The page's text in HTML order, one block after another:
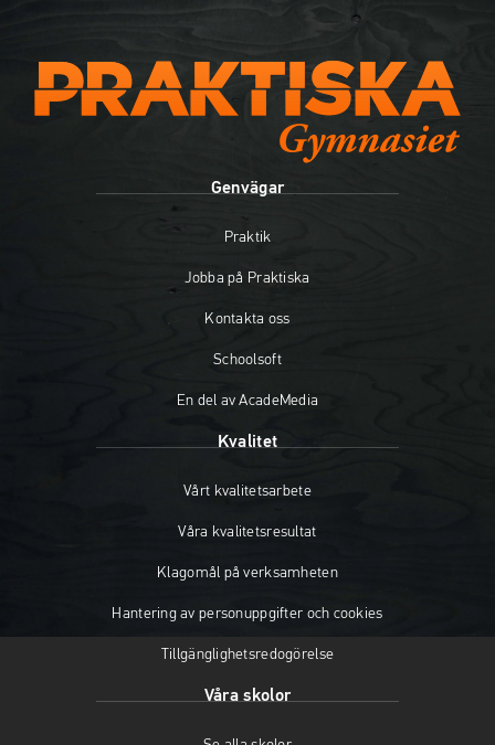
Genvägar
Praktik
Jobba på Praktiska
Kontakta oss
Schoolsoft
En del av AcadeMedia
Kvalitet
Vårt kvalitetsarbete
Våra kvalitetsresultat
Klagomål på verksamheten
Hantering av personuppgifter och cookies
Tillgänglighetsredogörelse
Våra skolor